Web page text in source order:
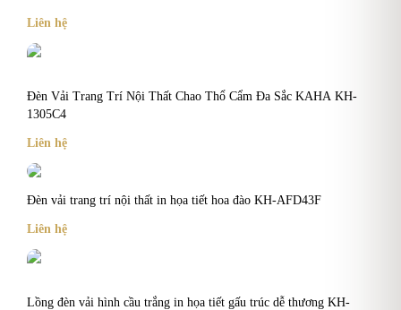
Liên hệ
Đèn Vải Trang Trí Nội Thất Chao Thổ Cẩm Đa Sắc KAHA KH-
1305C4
Liên hệ
Đèn vải trang trí nội thất in họa tiết hoa đào KH-AFD43F
Liên hệ
Lồng đèn vải hình cầu trắng in họa tiết gấu trúc dễ thương KH-